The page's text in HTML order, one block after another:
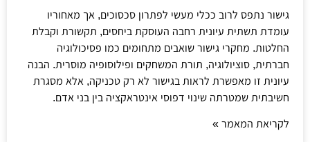
גישור נתפס לרוב ככלי מעשי לפתרון סכסוכים, אך מאחוריו
עומדת תשתית עיונית רחבה העוסקת ביחסים, תקשורת וקבלת
החלטות. מחקרי גישור שואבים מתחומים כמו פסיכולוגיה
חברתית, סוציולוגיה, תורת המשחקים ופילוסופיה מוסרית. הבנה
עיונית זו מאפשרת לראות בגישור לא רק טכניקה, אלא מסגרת
חשיבתית שמטרתה שינוי דפוסי אינטראקציה בין בני אדם.
לקריאת המאמר »